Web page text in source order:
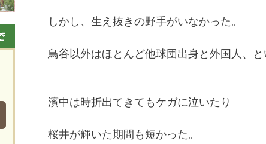
しかし、生え抜きの野手がいなかった。
鳥谷以外はほとんど他球団出身と外国人、と
濱中は時折出てきてもケガに泣いたり
桜井が輝いた期間も短かった。